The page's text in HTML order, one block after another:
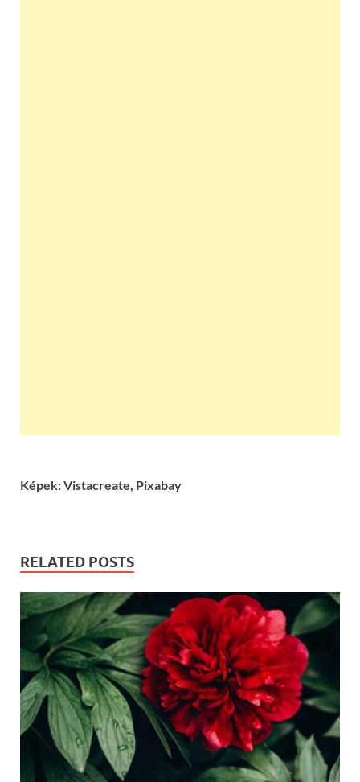
Képek: Vistacreate, Pixabay
RELATED POSTS